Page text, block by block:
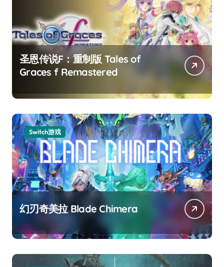
圣恩传说F：重制版 Tales of
Graces f Remastered
Switch游戏
幻刃奇美拉 Blade Chimera